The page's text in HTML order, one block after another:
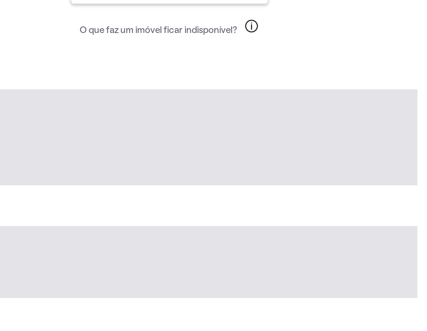
O que faz um imóvel ficar indisponível?